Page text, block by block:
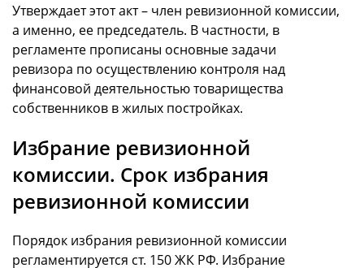
Утверждает этот акт – член ревизионной комиссии,
а именно, ее председатель. В частности, в
регламенте прописаны основные задачи
ревизора по осуществлению контроля над
финансовой деятельностью товарищества
собственников в жилых постройках.
Избрание ревизионной
комиссии. Срок избрания
ревизионной комиссии
Порядок избрания ревизионной комиссии
регламентируется ст. 150 ЖК РФ. Избрание